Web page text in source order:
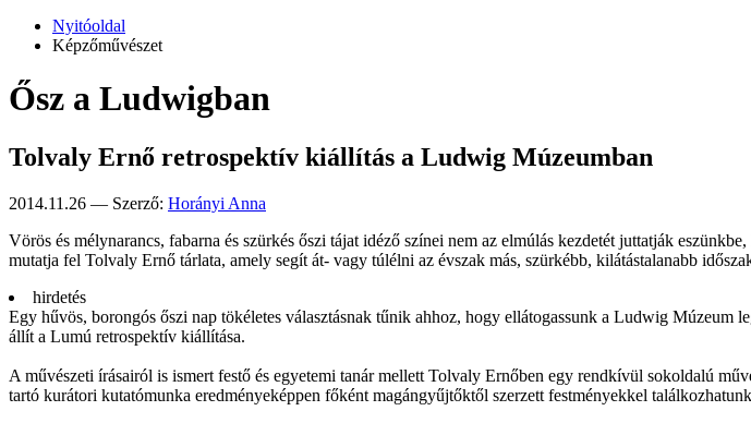
Nyitóoldal
Képzőművészet
Ősz a Ludwigban
Tolvaly Ernő retrospektív kiállítás a Ludwig Múzeumban
2014.11.26 — Szerző: Horányi Anna
Vörös és mélynarancs, fabarna és szürkés őszi tájat idéző színei nem az elmúlás kez­detét jut­tatják
mutatja fel Tolvaly Ernő tárlata, amely segít át- vagy túlélni az évszak más, szürkébb, kilátás­tala­nabb
hirdetés
Egy hűvös, borongós őszi nap tökéletes választásnak tűnik ahhoz, hogy ellátogassunk a Ludwig
állít a Lumú retrospektív kiállítása.
A művészeti írásairól is ismert festő és egyetemi tanár mellett Tolvaly Ernőben egy rendkívül sokoldalú
tartó kurátori kutatómunka eredményeképpen főként magángyűjtőktől szerzett festményekkel